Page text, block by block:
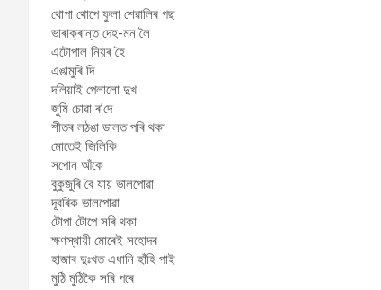
থোপা থোপে ফুলা শেৱালিৰ গছ
ভাৰাক্ৰান্ত দেহ-মন লৈ
এটোপাল নিয়ৰ হৈ
এঙামুৰি দি
দলিয়াই পেলালো দুখ
জুমি চোৱা ৰ’দে
শীতৰ লঠঙা ডালত পৰি থকা
মোতেই জিলিকি
সপোন আঁকে
বুকুজুৰি বৈ যায় ভালপোৱা
দূবৰিক ভালপোৱা
টোপা টোপে সৰি থকা
ক্ষণস্থায়ী মোৰেই সহোদৰ
হাজাৰ দুঃখত এধানি হাঁহি পাই
মুঠি মুঠিকৈ সৰি পৰে